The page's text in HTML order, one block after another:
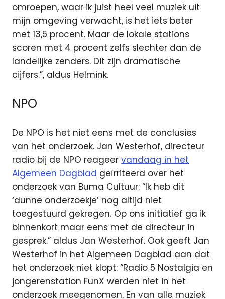
omroepen, waar ik juist heel veel muziek uit
mijn omgeving verwacht, is het iets beter
met 13,5 procent. Maar de lokale stations
scoren met 4 procent zelfs slechter dan de
landelijke zenders. Dit zijn dramatische
cijfers.”, aldus Helmink.
NPO
De NPO is het niet eens met de conclusies
van het onderzoek. Jan Westerhof, directeur
radio bij de NPO reageer vandaag in het
Algemeen Dagblad geïrriteerd over het
onderzoek van Buma Cultuur: “Ik heb dit
‘dunne onderzoekje’ nog altijd niet
toegestuurd gekregen. Op ons initiatief ga ik
binnenkort maar eens met de directeur in
gesprek.” aldus Jan Westerhof. Ook geeft Jan
Westerhof in het Algemeen Dagblad aan dat
het onderzoek niet klopt: “Radio 5 Nostalgia en
jongerenstation FunX werden niet in het
onderzoek meegenomen. En van alle muziek